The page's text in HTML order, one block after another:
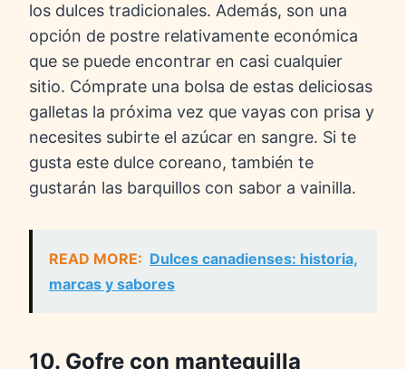
los dulces tradicionales. Además, son una
opción de postre relativamente económica
que se puede encontrar en casi cualquier
sitio. Cómprate una bolsa de estas deliciosas
galletas la próxima vez que vayas con prisa y
necesites subirte el azúcar en sangre. Si te
gusta este dulce coreano, también te
gustarán las barquillos con sabor a vainilla.
READ MORE: Dulces canadienses: historia,
marcas y sabores
10. Gofre con mantequilla